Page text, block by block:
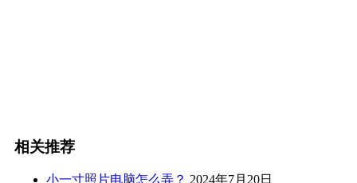
相关推荐
小一寸照片电脑怎么弄？ 2024年7月20日